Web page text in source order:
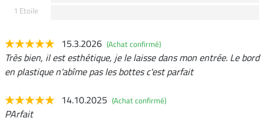
1 Etoile
15.3.2026 (Achat confirmé)
Très bien, il est esthétique, je le laisse dans mon entrée. Le bord
en plastique n'abîme pas les bottes c'est parfait
14.10.2025 (Achat confirmé)
PArfait